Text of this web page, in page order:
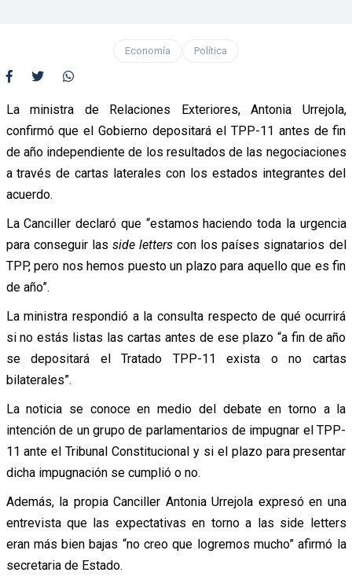
Economía Política
La ministra de Relaciones Exteriores, Antonia Urrejola,
confirmó que el Gobierno depositará el TPP-11 antes de fin
de año independiente de los resultados de las negociaciones
a través de cartas laterales con los estados integrantes del
acuerdo.
La Canciller declaró que “estamos haciendo toda la urgencia
para conseguir las side letterscon los países signatarios del
TPP, pero nos hemos puesto un plazo para aquello que es fin
de año”.
La ministra respondió a la consulta respecto de qué ocurrirá
si no estás listas las cartas antes de ese plazo “a fin de año
se depositará el Tratado TPP-11 exista o no cartas
bilaterales”.
La noticia se conoce en medio del debate en torno a la
intención de un grupo de parlamentarios de impugnar el TPP-
11 ante el Tribunal Constitucional y si el plazo para presentar
dicha impugnación se cumplió o no.
Además, la propia Canciller Antonia Urrejola expresó en una
entrevista que las expectativas en torno a las side letters
eran más bien bajas “no creo que logremos mucho” afirmó la
secretaria de Estado.